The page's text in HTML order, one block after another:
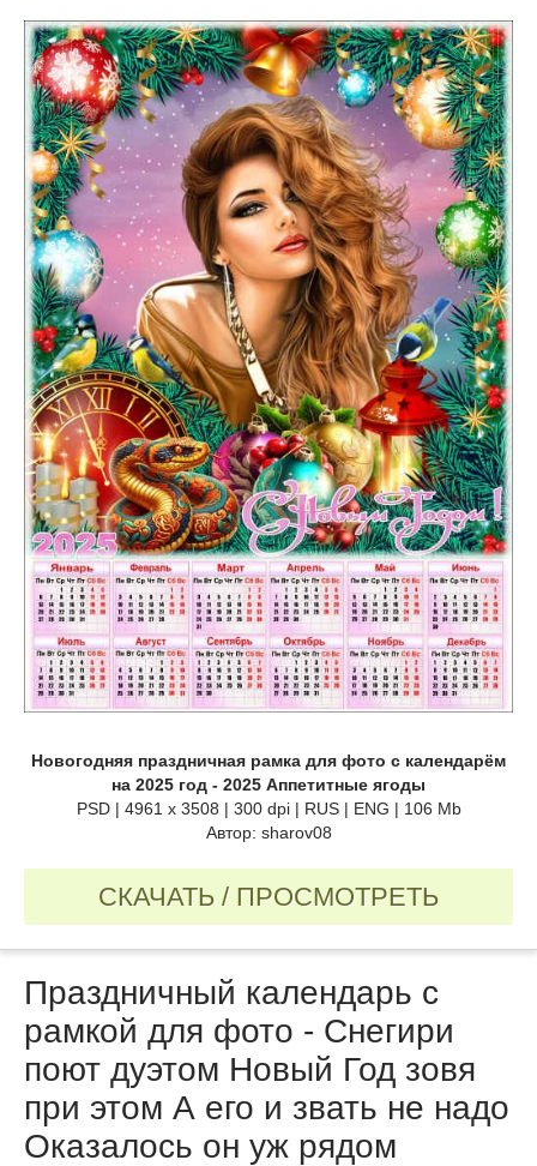
Новогодняя праздничная рамка для фото с календарём
на 2025 год - 2025 Аппетитные ягоды
PSD | 4961 х 3508 | 300 dpi | RUS | ENG | 106 Mb
Автор: sharov08
СКАЧАТЬ / ПРОСМОТРЕТЬ
Праздничный календарь с
рамкой для фото - Снегири
поют дуэтом Новый Год зовя
при этом А его и звать не надо
Оказалось он уж рядом